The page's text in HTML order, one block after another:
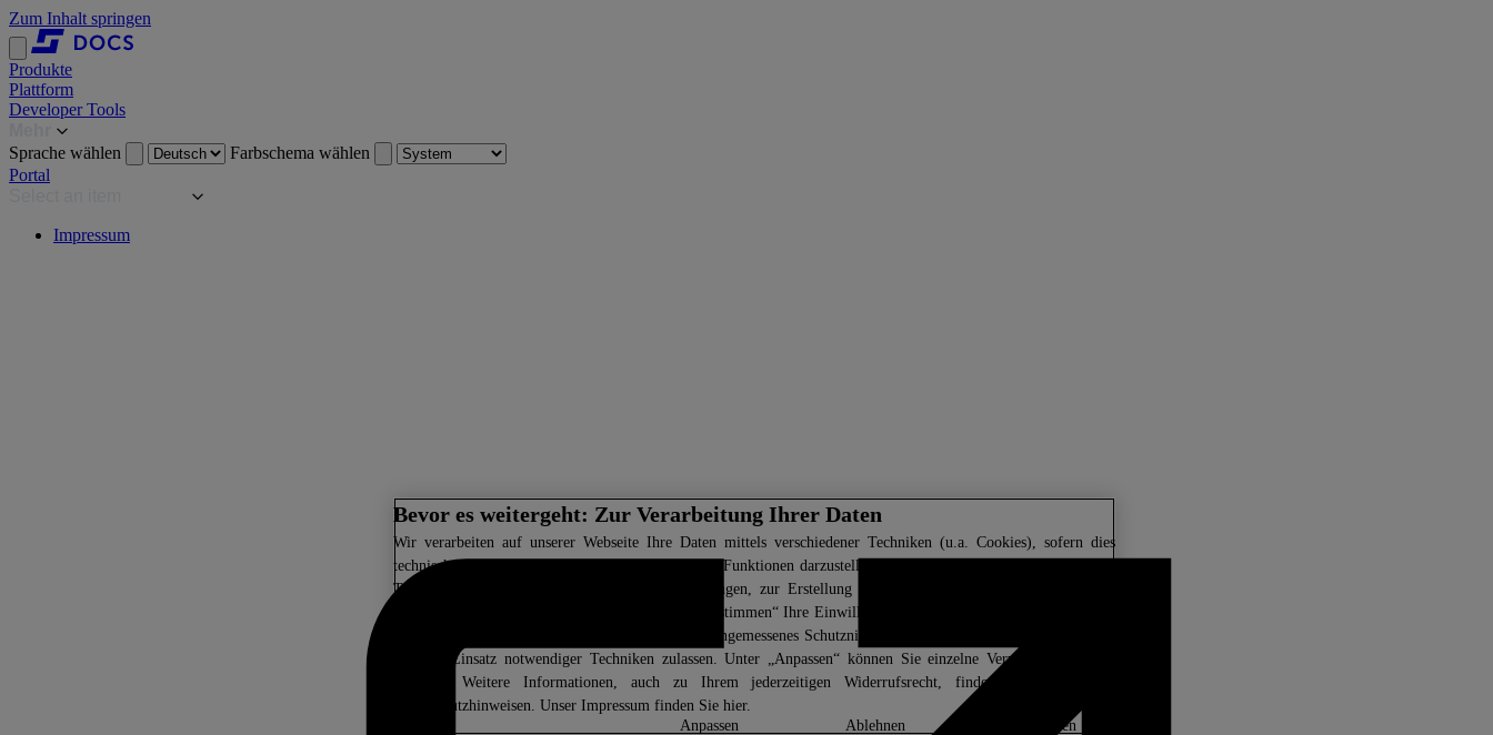
Zum Inhalt springen
Produkte
Plattform
Developer Tools
Sprache wählen
Farbschema wählen
Portal
Impressum
Bevor es weitergeht: Zur Verarbeitung Ihrer Daten
Wir verarbeiten auf unserer Webseite Ihre Daten mittels verschiedener Techniken (u.a. Cookies), sofern dies
technisch notwendig ist, um die Webseite und ihre Funktionen darzustellen. Darüber hinaus verarbeiten wir Ihre
Trackingdaten für komfortable Webseiteneinstellungen, zur Erstellung von Statistiken oder für personalisierte
(Werbe-) Maßnahmen nur, sofern Sie uns über „Zustimmen“ Ihre Einwilligung hierzu erteilen. Dies schließt auch
Datentransfers in Länder außerhalb der EU ohne angemessenes Schutzniveau ein. Unter „Ablehnen“ können Sie
nur den Einsatz notwendiger Techniken zulassen. Unter „Anpassen“ können Sie einzelne Verwendungszwecke
zulassen. Weitere Informationen, auch zu Ihrem jederzeitigen Widerrufsrecht, finden Sie in unseren
Datenschutzhinweisen. Unser Impressum finden Sie hier.
ablehnen
zustimmen
anpassen